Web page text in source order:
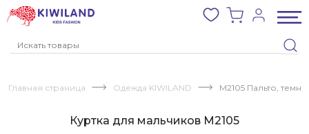
Главная страница Одежда KIWILAND M2105 Пальто,
Куртка для мальчиков M2105